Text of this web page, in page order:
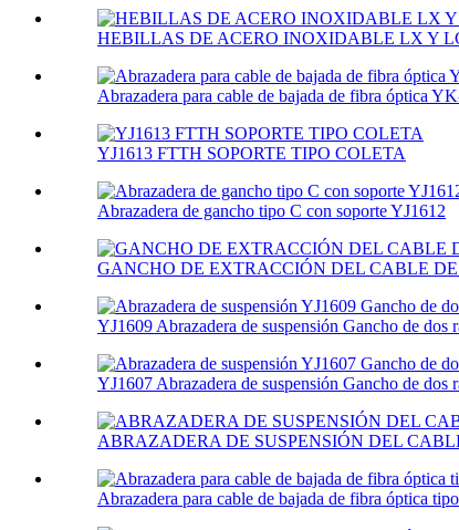
HEBILLAS DE ACERO INOXIDABLE LX Y
Abrazadera para cable de bajada de fibra óptica
YJ1613 FTTH SOPORTE TIPO COLETA
Abrazadera de gancho tipo C con soporte YJ1612
GANCHO DE EXTRACCIÓN DEL CABLE
YJ1609 Abrazadera de suspensión Gancho de dos
YJ1607 Abrazadera de suspensión Gancho de dos
ABRAZADERA DE SUSPENSIÓN DEL
Abrazadera para cable de bajada de fibra óptica